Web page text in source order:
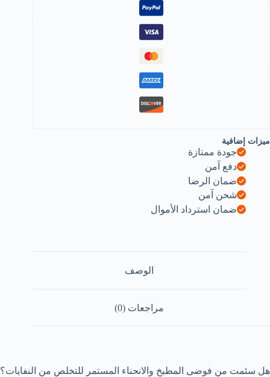
ميزات إضافية
جودة ممتازة
دفع آمن
ضمان الرضا
شحن آمن
ضمان استرداد الأموال
الوصف
مراجعات (0)
هل سئمت من فوضى المطبخ والانحناء المستمر للتخلص من النفايات؟